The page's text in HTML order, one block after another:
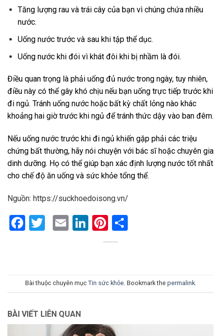
Tăng lượng rau và trái cây của bạn vì chúng chứa nhiều
nước.
Uống nước trước và sau khi tập thể dục.
Uống nước khi đói vì khát đôi khi bị nhầm là đói.
Điều quan trọng là phải uống đủ nước trong ngày, tuy nhiên,
điều này có thể gây khó chịu nếu bạn uống trực tiếp trước khi
đi ngủ. Tránh uống nước hoặc bất kỳ chất lỏng nào khác
khoảng hai giờ trước khi ngủ để tránh thức dậy vào ban đêm.
Nếu uống nước trước khi đi ngủ khiến gặp phải các triệu
chứng bất thường, hãy nói chuyện với bác sĩ hoặc chuyên gia
dinh dưỡng. Họ có thể giúp bạn xác định lượng nước tốt nhất
cho chế độ ăn uống và sức khỏe tổng thể.
Nguồn: https://suckhoedoisong.vn/
Facebook
Twitter
EmailLinkedIn
Pinterest
Bài thuộc chuyên mục Tin sức khỏe. Bookmark the permalink.
BÀI VIẾT LIÊN QUAN